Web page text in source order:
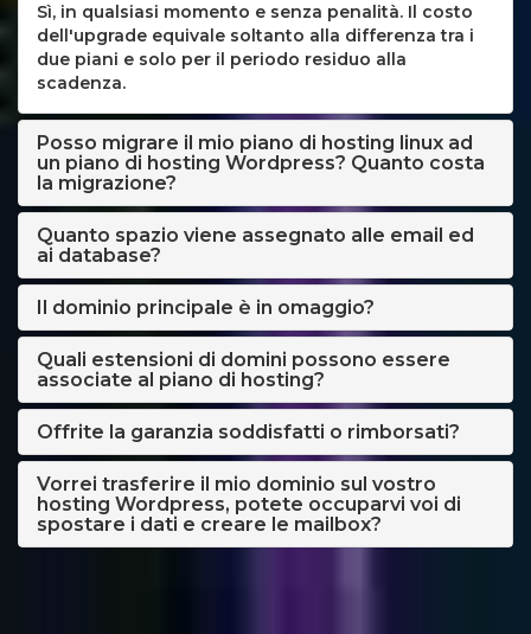
Sì, in qualsiasi momento e senza penalità. Il costo
dell'upgrade equivale soltanto alla differenza tra i
due piani e solo per il periodo residuo alla
scadenza.
Posso migrare il mio piano di hosting linux ad
un piano di hosting Wordpress? Quanto costa
la migrazione?
Quanto spazio viene assegnato alle email ed
ai database?
Il dominio principale è in omaggio?
Quali estensioni di domini possono essere
associate al piano di hosting?
Offrite la garanzia soddisfatti o rimborsati?
Vorrei trasferire il mio dominio sul vostro
hosting Wordpress, potete occuparvi voi di
spostare i dati e creare le mailbox?